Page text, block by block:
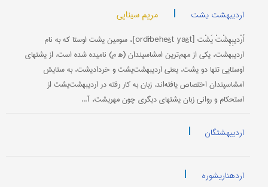
اردیبهشت یشت | مریم سینایی
اُرْدیبِهِشْتْ یَشْت [ordībehešt yašt]، سومین یشت اوستا که به نام
اردیبهشت، یکی از مهم‌‌ترین امشاسپندان (ه‍‍ م) نامیده شده است. از یشتهای
اوستایی تنها دو یشت، یعنی اردیبهشت‌یشت و خردادیشت، به ستایش
امشاسپندان اختصاص یافته‌اند. زبان به کار رفته در اردیبهشت‌یشت از
استحکام و روانی زبان یشتهای دیگری چون مهریشت، آ...
اردیبهشتگان |
اردهناریشوره |